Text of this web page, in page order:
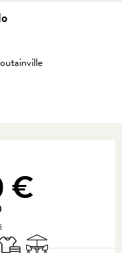
€
et linge
Terrasse